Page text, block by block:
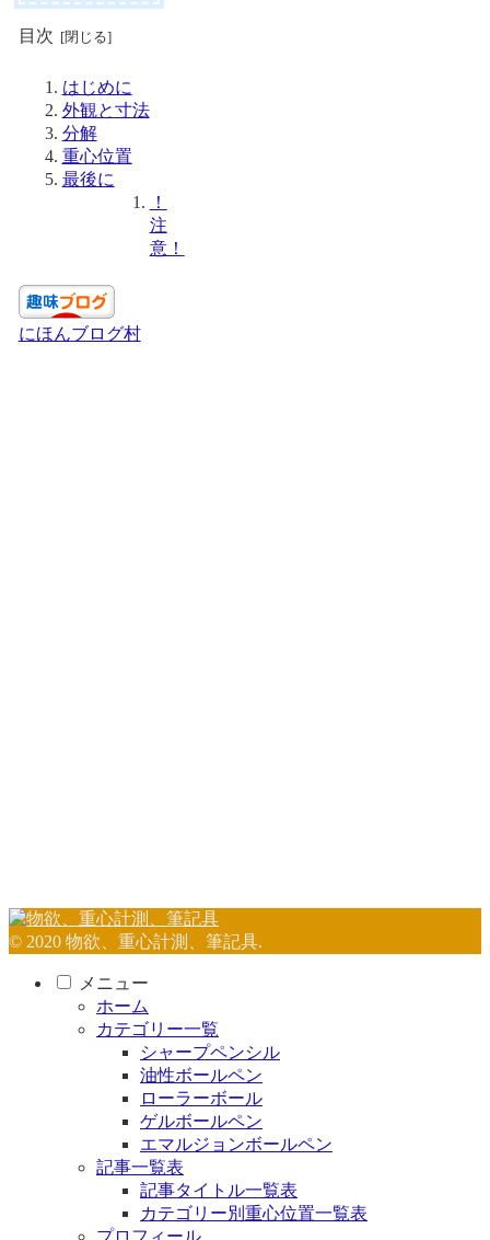
目次
はじめに
外観と寸法
分解
重心位置
最後に
！
注
意！
にほんブログ村
© 2020 物欲、重心計測、筆記具.
メニュー
ホーム
カテゴリー一覧
シャープペンシル
油性ボールペン
ローラーボール
ゲルボールペン
エマルジョンボールペン
記事一覧表
記事タイトル一覧表
カテゴリー別重心位置一覧表
プロフィール